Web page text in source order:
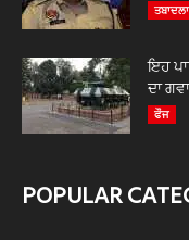
ਇਹ
ਦਾ
ਫੌਜ
POPULAR